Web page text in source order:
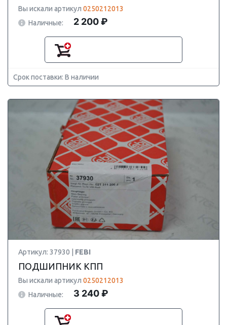
Вы искали артикул 0250212013
Наличные:
2 200 ₽
Срок поставки: В наличии
Артикул: 37930 | FEBI
ПОДШИПНИК КПП
Вы искали артикул 0250212013
Наличные:
3 240 ₽